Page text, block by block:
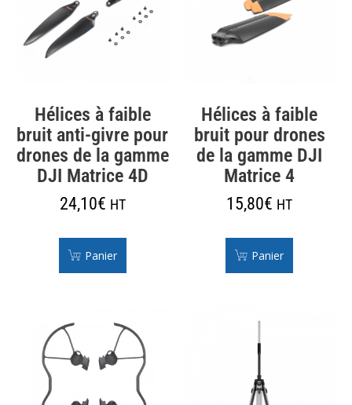
Hélices à faible
bruit anti-givre pour
drones de la gamme
DJI Matrice 4D
24,10€ HT
Panier
Hélices à faible
bruit pour drones
de la gamme DJI
Matrice 4
15,80€ HT
Panier